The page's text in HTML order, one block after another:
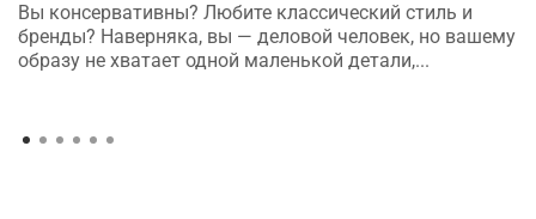
Вы консервативны? Любите классический стиль и
бренды? Наверняка, вы — деловой человек, но вашему
образу не хватает одной маленькой детали,...